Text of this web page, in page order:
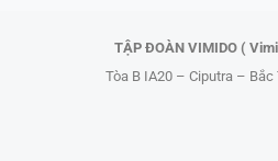
TẬP ĐOÀN VIMIDO (
Tòa B IA20 – Ciputra –